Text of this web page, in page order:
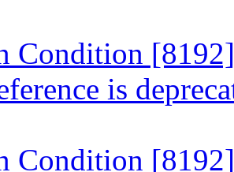
Condition
is
Condition